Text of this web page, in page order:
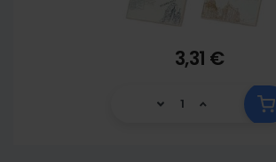
3,31 €